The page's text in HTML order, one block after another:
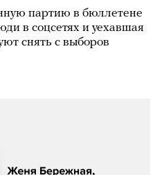
партию в бюллетене
в соцсетях и уехавшая
снять с выборов